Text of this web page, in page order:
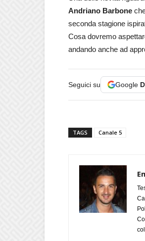
Andriano Barbone
seconda stagione
Cosa dovremo
andando anche ad
Seguici su Google
TAGS Canale 5